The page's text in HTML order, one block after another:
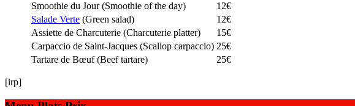
Smoothie du Jour (Smoothie of the day)
12€
Salade Verte (Green salad)
12€
Assiette de Charcuterie (Charcuterie platter)
15€
Carpaccio de Saint-Jacques (Scallop carpaccio) 25€
Tartare de Bœuf (Beef tartare)
25€
[irp]